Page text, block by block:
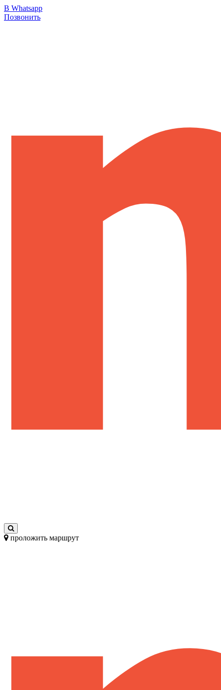
В Whatsapp
Позвонить
проложить маршрут